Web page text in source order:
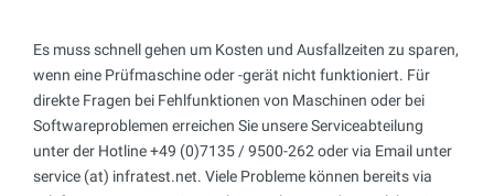
Es muss schnell gehen um Kosten und Ausfallzeiten zu sparen,
wenn eine Prüfmaschine oder -gerät nicht funktioniert. Für
direkte Fragen bei Fehlfunktionen von Maschinen oder bei
Softwareproblemen erreichen Sie unsere Serviceabteilung
unter der Hotline +49 (0)7135 / 9500-262 oder via Email unter
service (at) infratest.net. Viele Probleme können bereits via